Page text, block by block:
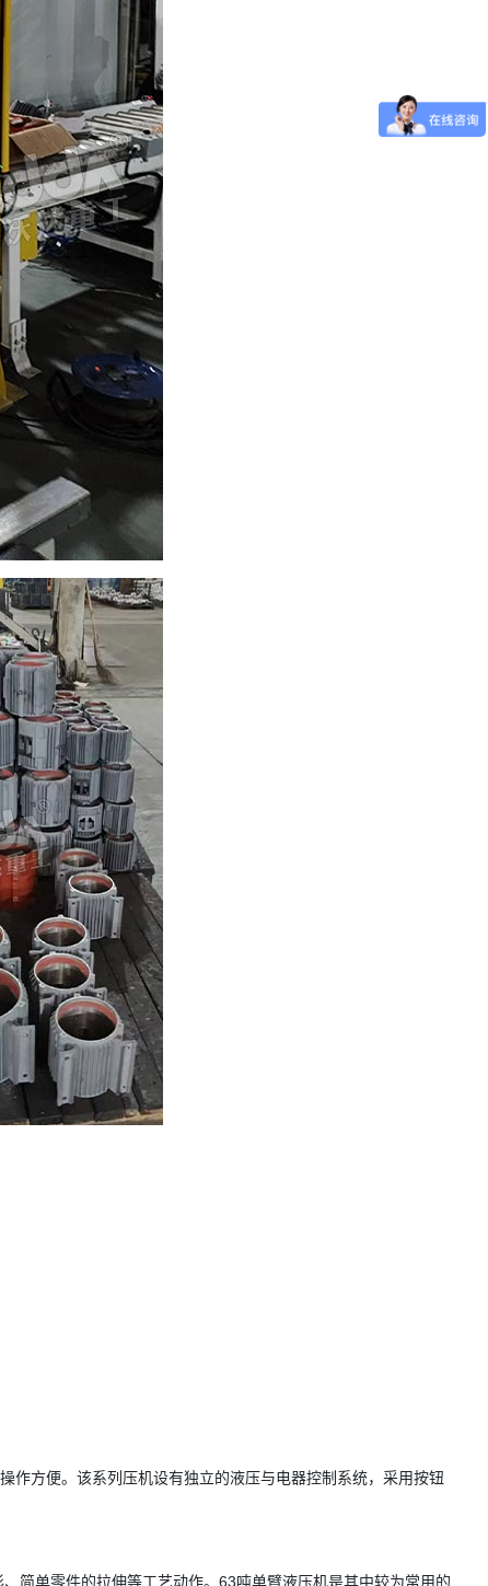
作方便。该系列压机设有独立的液压与电器控制系统，采用按钮
简单零件的拉伸等工艺动作。63吨单臂液压机是其中较为常用的